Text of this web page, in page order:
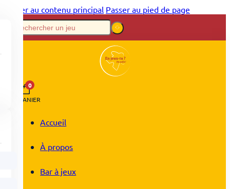
Passer au contenu principal Passer au pied de page
0
PANIER
Accueil
À propos
Bar à jeux